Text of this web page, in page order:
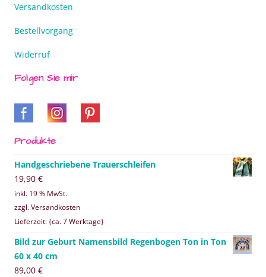
Versandkosten
Bestellvorgang
Widerruf
Folgen Sie mir
Produkte
Handgeschriebene Trauerschleifen
19,90 €
inkl. 19 % MwSt.
zzgl. Versandkosten
Lieferzeit: {ca. 7 Werktage}
Bild zur Geburt Namensbild Regenbogen Ton in Ton
60 x 40 cm
89,00 €